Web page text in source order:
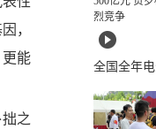
，
能
之
破500亿元 贺岁档市场面
杭州灵隐寺免费开